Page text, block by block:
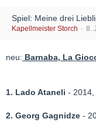
Spiel: Meine drei
Kapellmeister Storch 8.
neu: Barnaba, La
1. Lado Ataneli - 2014,
2. Georg Gagnidze -